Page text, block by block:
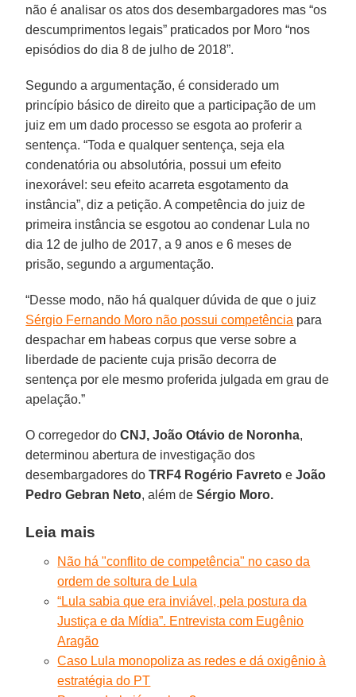
não é analisar os atos dos desembargadores mas “os
descumprimentos legais” praticados por Moro “nos
episódios do dia 8 de julho de 2018”.
Segundo a argumentação, é considerado um
princípio básico de direito que a participação de um
juiz em um dado processo se esgota ao proferir a
sentença. “Toda e qualquer sentença, seja ela
condenatória ou absolutória, possui um efeito
inexorável: seu efeito acarreta esgotamento da
instância”, diz a petição. A competência do juiz de
primeira instância se esgotou ao condenar Lula no
dia 12 de julho de 2017, a 9 anos e 6 meses de
prisão, segundo a argumentação.
“Desse modo, não há qualquer dúvida de que o juiz
Sérgio Fernando Moro não possui competência para
despachar em habeas corpus que verse sobre a
liberdade de paciente cuja prisão decorra de
sentença por ele mesmo proferida julgada em grau de
apelação.”
O corregedor do CNJ, João Otávio de Noronha,
determinou abertura de investigação dos
desembargadores doTRF4 Rogério Favreto eJoão
Pedro Gebran Neto, além deSérgio Moro.
Leia mais
Não há "conflito de competência" no caso da
ordem de soltura de Lula
“Lula sabia que era inviável, pela postura da
Justiça e da Mídia”. Entrevista com Eugênio
Aragão
Caso Lula monopoliza as redes e dá oxigênio à
estratégia do PT